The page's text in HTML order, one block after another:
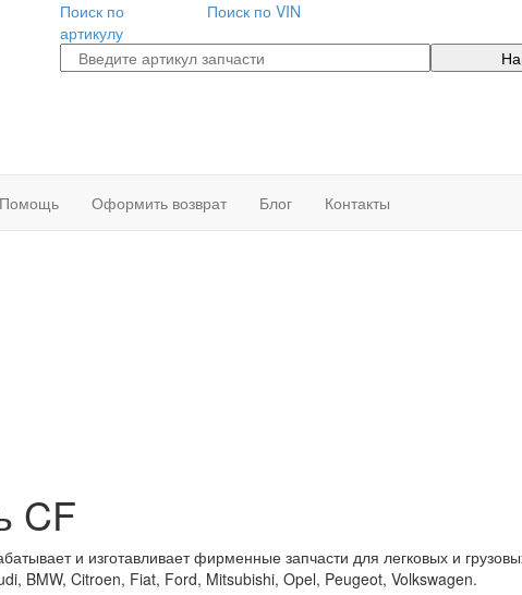
Поиск по
артикулу
Поиск по VIN
Помощь Оформить возврат Блог Контакты
CF
и изготавливает фирменные запчасти для легковых и
BMW, Citroen, Fiat, Ford, Mitsubishi, Opel, Peugeot, Volkswagen.